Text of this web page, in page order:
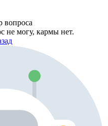
вопроса
не могу, кармы нет.